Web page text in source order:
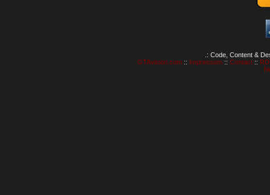
.: Code, Content &
GTAvision.com:: Impressum:: Contact::